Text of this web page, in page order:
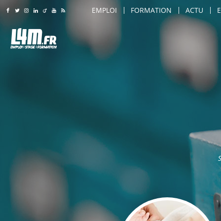
EMPLOI
LILLE
AMIENS
SAINT-QUENTIN
VALENCIENNES
COMPIÈGNE
AGENT DE SÉCURITÉ INCENDIE
AGENT DE TRANSPORT SÉCURISÉ
CHEF DE LIGNE
CONDUITE D'ENGINS (CACES / PONTS
CONDUITE DE MACHINES /
MAINTENANCE
MANUTENTION / EMBALLAGE
CALAIS
VILLENEUVE D'ASCQ
ARRAS
FORMATION
VILLENEUVE D'ASCQ
ARRAS
VALENCIENNES
COMPIÈGNE
ARTS & SAVOIR-FAIRE
CARROSSIER / PEINTRE
CONSEILLER DE VENTE
ENSEIGNANT /
ESTHÉTICIEN
ACTU